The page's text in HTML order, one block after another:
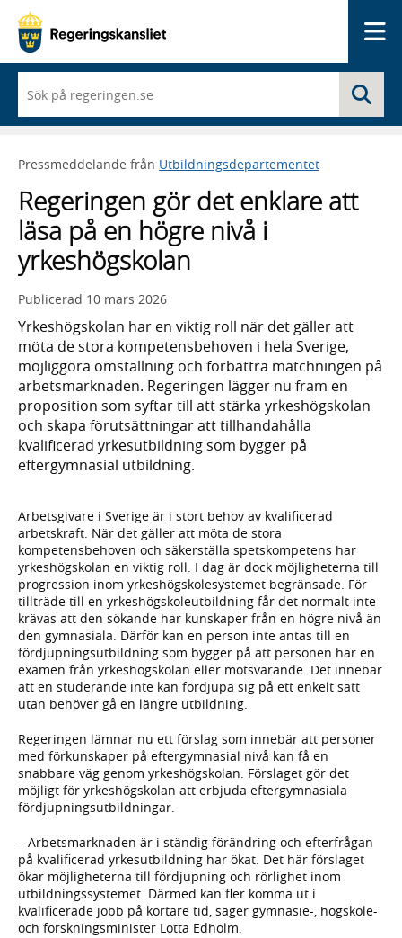
du
börjar
skriva
framträder
lista
med
sökförslag
Pressmeddelande från Utbildningsdepartementet
Regeringen gör det enklare att
läsa på en högre nivå i
yrkeshögskolan
Publicerad 10 mars 2026
Yrkeshögskolan har en viktig roll när det gäller att
möta de stora kompetensbehoven i hela Sverige,
möjliggöra omställning och förbättra matchningen på
arbetsmarknaden. Regeringen lägger nu fram en
proposition som syftar till att stärka yrkeshögskolan
och skapa förutsättningar att tillhandahålla
kvalificerad yrkesutbildning som bygger på
eftergymnasial utbildning.
Arbetsgivare i Sverige är i stort behov av kvalificerad
arbetskraft. När det gäller att möta de stora
kompetensbehoven och säkerställa spetskompetens har
yrkeshögskolan en viktig roll. I dag är dock möjligheterna till
progression inom yrkeshögskolesystemet begränsade. För
tillträde till en yrkeshögskoleutbildning får det normalt inte
krävas att den sökande har kunskaper från en högre nivå än
den gymnasiala. Därför kan en person inte antas till en
fördjupningsutbildning som bygger på att personen har en
examen från yrkeshögskolan eller motsvarande. Det innebär
att en studerande inte kan fördjupa sig på ett enkelt sätt
utan behöver gå en längre utbildning.
Regeringen lämnar nu ett förslag som innebär att personer
med förkunskaper på eftergymnasial nivå kan få en
snabbare väg genom yrkeshögskolan. Förslaget gör det
möjligt för yrkeshögskolan att erbjuda eftergymnasiala
fördjupningsutbildningar.
– Arbetsmarknaden är i ständig förändring och efterfrågan
på kvalificerad yrkesutbildning har ökat. Det här förslaget
ökar möjligheterna till fördjupning och rörlighet inom
utbildningssystemet. Därmed kan fler komma ut i
kvalificerade jobb på kortare tid, säger gymnasie-, högskole-
och forskningsminister Lotta Edholm.